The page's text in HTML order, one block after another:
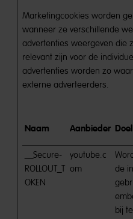
Marketingcookies worden
wanneer ze verschillende
advertenties weergeven die
relevant zijn voor de
advertenties worden zo
externe adverteerders.
Naam Aanbieder Doel
__Secure-
ROLLOUT_T
OKEN
youtube.c
om
de
bij